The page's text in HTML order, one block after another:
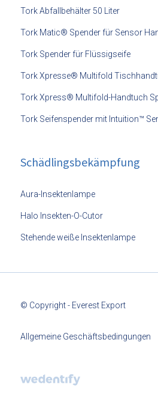
Tork Abfallbehälter 50 Liter
Tork Matic® Spender für Sensor
Tork Spender für Flüssigseife
Tork Xpresse® Multifold
Tork Xpress® Multifold-Handtuch
Tork Seifenspender mit Intuition™
Schädlingsbekämpfung
Aura-Insektenlampe
Halo Insekten-O-Cutor
Stehende weiße Insektenlampe
© Copyright - Everest Export
Allgemeine Geschäftsbedingungen